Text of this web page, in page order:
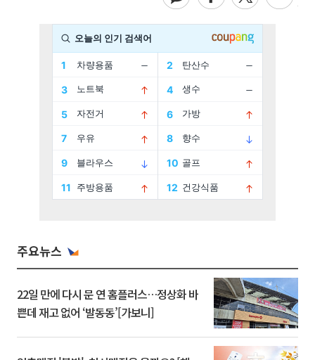
주요뉴스
22일 만에 다시 문 연 홈플러스…정상화 바
쁜데 재고 없어 ‘발동동’[가보니]